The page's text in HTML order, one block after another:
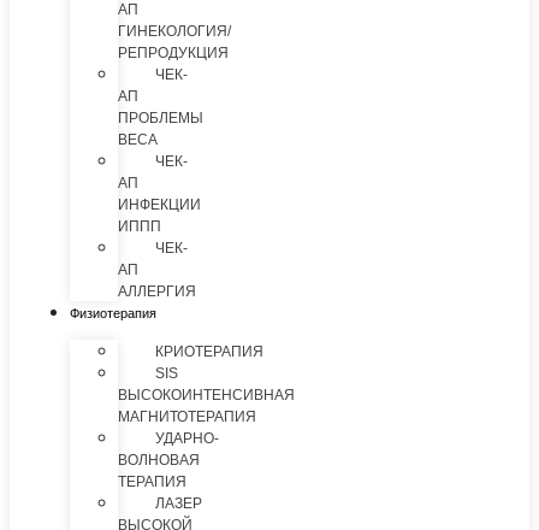
АП
ГИНЕКОЛОГИЯ/
РЕПРОДУКЦИЯ
ЧЕК-
АП
ПРОБЛЕМЫ
ВЕСА
ЧЕК-
АП
ИНФЕКЦИИ
ИППП
ЧЕК-
АП
АЛЛЕРГИЯ
Физиотерапия
КРИОТЕРАПИЯ
SIS
ВЫСОКОИНТЕНСИВНАЯ
МАГНИТОТЕРАПИЯ
УДАРНО-
ВОЛНОВАЯ
ТЕРАПИЯ
ЛАЗЕР
ВЫСОКОЙ